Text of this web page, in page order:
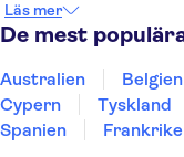
Rhine Falls
Läs mer
De mest
Australien Belgien
Cypern
Tyskland
Spanien
Frankrike